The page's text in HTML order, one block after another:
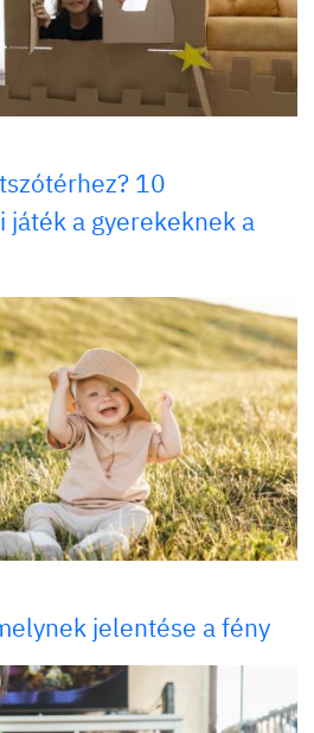
10
játék a gyerekeknek a
jelentése a fény